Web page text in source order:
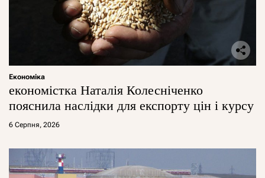
Економіка
економістка Наталія Колесніченко
пояснила наслідки для експорту цін і курсу
6 Серпня, 2026